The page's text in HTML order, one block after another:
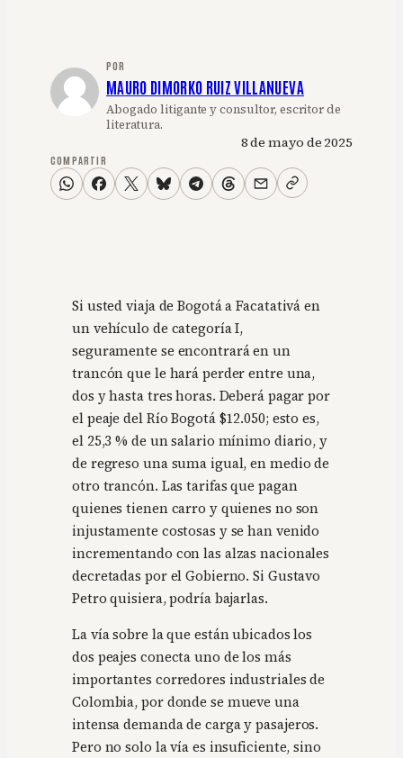
POR
MAURO DIMORKO RUIZ VILLANUEVA
Abogado litigante y consultor, escritor de
literatura.
8 de mayo de 2025
COMPARTIR
Si usted viaja de Bogotá a Facatativá en
un vehículo de categoría I,
seguramente se encontrará en un
trancón que le hará perder entre una,
dos y hasta tres horas. Deberá pagar por
el peaje del Río Bogotá $12.050; esto es,
el 25,3 % de un salario mínimo diario, y
de regreso una suma igual, en medio de
otro trancón. Las tarifas que pagan
quienes tienen carro y quienes no son
injustamente costosas y se han venido
incrementando con las alzas nacionales
decretadas por el Gobierno. Si Gustavo
Petro quisiera, podría bajarlas.
La vía sobre la que están ubicados los
dos peajes conecta uno de los más
importantes corredores industriales de
Colombia, por donde se mueve una
intensa demanda de carga y pasajeros.
Pero no solo la vía es insuficiente, sino